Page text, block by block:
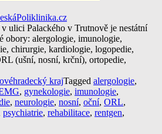
ulici Palackého v Trutnově je nestátní
obory: alergologie, imunologie,
chirurgie, kardiologie, logopedie,
(ušní, nosní, krční), ortopedie,
krajTagged alergologie,
, gynekologie, imunologie,
, neurologie, nosní, oční, ORL,
psychiatrie, rehabilitace, rentgen,